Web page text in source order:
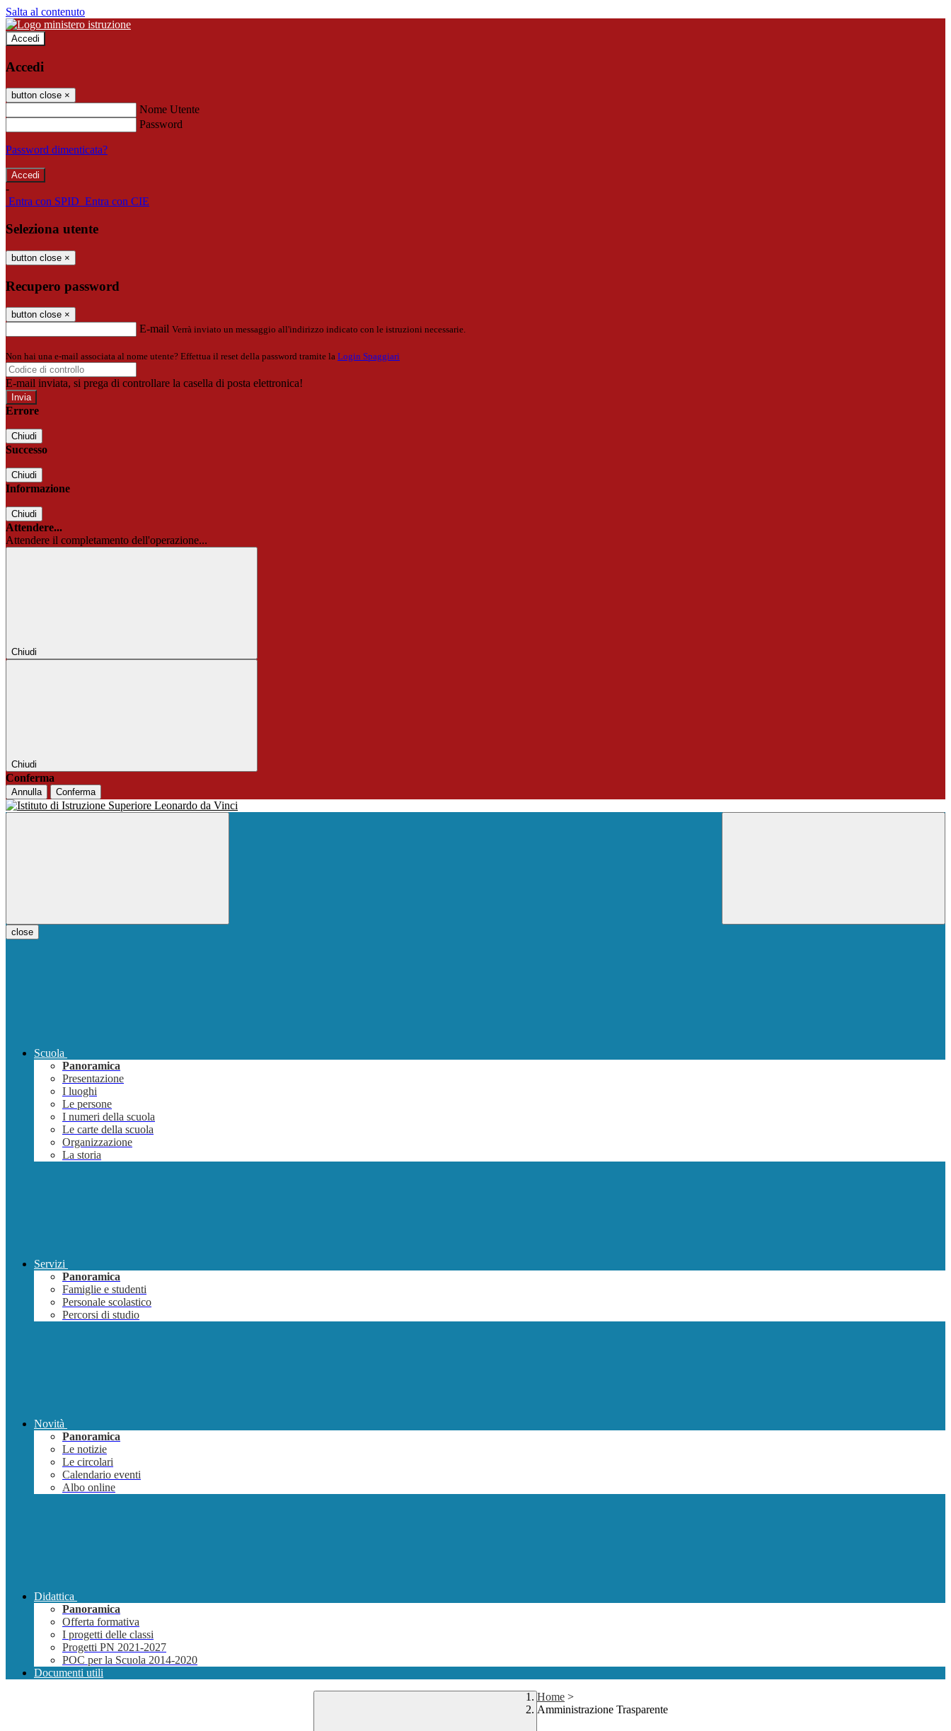
Salta al contenuto
Accedi
Accedi
button close ×
Nome Utente
Password
Password dimenticata?
-
Entra con SPID Entra con CIE
Seleziona utente
button close ×
Recupero password
button close ×
E-mail Verrà inviato un messaggio all'indirizzo indicato con le istruzioni necessarie.
Non hai una e-mail associata al nome utente? Effettua il reset della password tramite la Login Spaggiari
E-mail inviata, si prega di controllare la casella di posta elettronica!
Errore
Chiudi
Successo
Chiudi
Informazione
Chiudi
Attendere...
Attendere il completamento dell'operazione...
Chiudi
Chiudi
Conferma
Annulla Conferma
close
Scuola
Panoramica
Presentazione
I luoghi
Le persone
I numeri della scuola
Le carte della scuola
Organizzazione
La storia
Servizi
Panoramica
Famiglie e studenti
Personale scolastico
Percorsi di studio
Novità
Panoramica
Le notizie
Le circolari
Calendario eventi
Albo online
Didattica
Panoramica
Offerta formativa
I progetti delle classi
Progetti PN 2021-2027
POC per la Scuola 2014-2020
Documenti utili
Home >
Amministrazione Trasparente